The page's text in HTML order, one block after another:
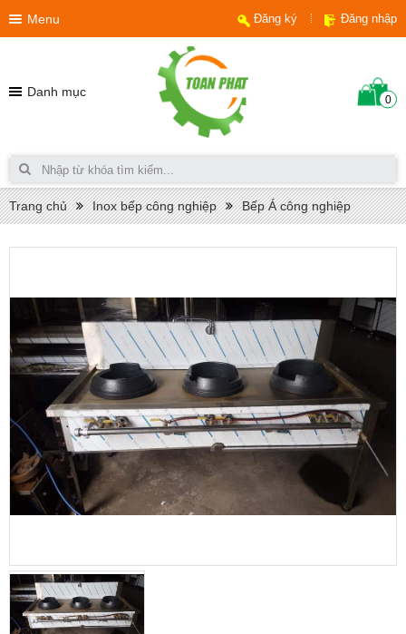
Menu Đăng ký Đăng nhập
Danh mục
0
Trang chủ Inox bếp công nghiệp Bếp Á công nghiệp